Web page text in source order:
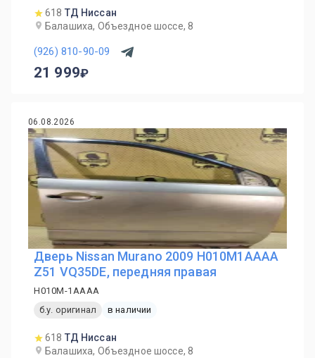
618 ТД Ниссан
Балашиха, Объездное шоссе, 8
(926) 810-90-09
21 999
06.08.2026
Дверь Nissan Murano 2009 H010M1AAAA
Z51 VQ35DE, передняя правая
H010M-1AAAA
б.у. оригинал
в наличии
618 ТД Ниссан
Балашиха, Объездное шоссе, 8